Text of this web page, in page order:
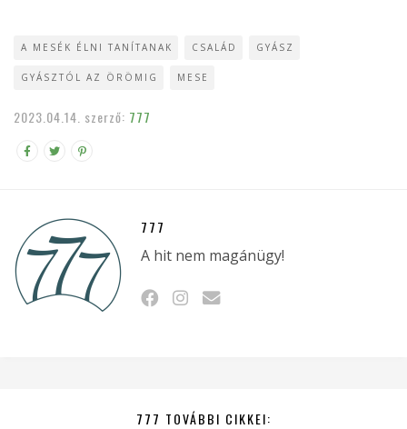
A MESÉK ÉLNI TANÍTANAK CSALÁD GYÁSZ
GYÁSZTÓL AZ ÖRÖMIG MESE
2023.04.14. szerző: 777
777
A hit nem magánügy!
777 TOVÁBBI CIKKEI: